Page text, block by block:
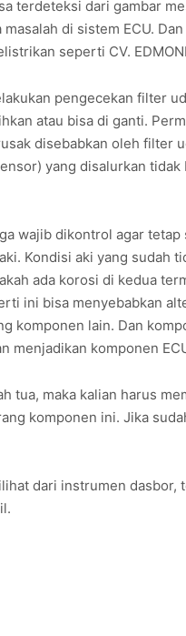
terdeteksi dari gambar
di sistem ECU.
seperti CV.
pengecekan filter
atau bisa di ganti.
disebabkan oleh filter
yang disalurkan
wajib dikontrol agar
Kondisi aki yang sudah
ada korosi di kedua
ini bisa menyebabkan
komponen lain. Dan
menjadikan komponen
tua, maka kalian harus
komponen ini. Jika
dari instrumen dasbor,